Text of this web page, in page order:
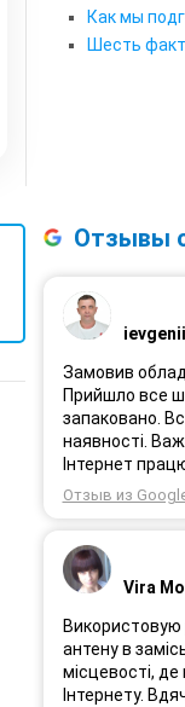
Как мы
Шесть
Отзывы
Замовив
Прийшло все
запаковано.
наявності.
Інтернет
Отзыв из
Vira
Використовую
антену в
місцевості,
Інтернету.